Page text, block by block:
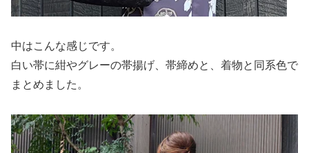
中はこんな感じです。
白い帯に紺やグレーの帯揚げ、帯締めと、着物と同系色で
まとめました。